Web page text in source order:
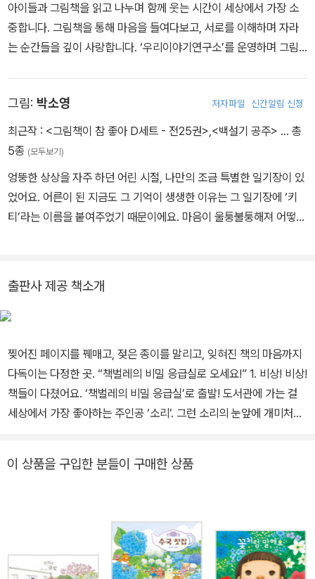
소리는 책벌레를 돕기 위해 비밀 응급실로 향하게 되는데…….
과연 버려진 책들에게는 어떤 사연이 있을까요?
찢어진 마음을 꼼꼼히 꿰매고,
사랑의 붕대를 칭칭 감아 주세요!
책벌레들과 함께하는 세상에서 가장 따듯한 응급실 이야기
아이들과 그림책을 읽고 나누며 함께 웃는 시간이 세상에서 가장 소
중합니다. 그림책을 통해 마음을 들여다보고, 서로를 이해하며 자라
는 순간들을 깊이 사랑합니다. ‘우리이야기연구소’를 운영하며 그림
나누고 싶은 꿈을 이어 가는 또 하나의 여정입니다. 책도 감정을 가지
고 있다고 생각합니다. 찢기고 버려진 책은 마치 외면당한 아이의 마
음처럼 느껴지니까요. 이 책을 통해 부모님과 아이가 다시 연결되고,
그림: 박소영 저자파일 신간알림 신청
최근작 : <그림책이 참 좋아 D세트 - 전25권>,<백설기 공주> … 총
5종 (모두보기)
엉뚱한 상상을 자주 하던 어린 시절, 나만의 조금 특별한 일기장이 있
었어요. 어른이 된 지금도 그 기억이 생생한 이유는 그 일기장에 ‘키
티’라는 이름을 붙여주었기 때문이에요. 마음이 울퉁불퉁해져 어떻게
급실』이 있습니다.
출판사 제공 책소개
찢어진 페이지를 꿰매고, 젖은 종이를 말리고, 잊혀진 책의 마음까지
다독이는 다정한 곳. “책벌레의 비밀 응급실로 오세요!” 1. 비상! 비상!
책들이 다쳤어요. ‘책벌레의 비밀 응급실’로 출발! 도서관에 가는 걸
세상에서 가장 좋아하는 주인공 ‘소리’. 그런 소리의 눈앞에 개미처럼
되고, 그곳에는 찢어지고 더러워지고 망가진 ‘훼손 도서’들이 잔뜩 쌓
음에 큰 상처를 입은 책들을 비밀 응급실로 옮기게 되는데……. 대체
책벌레들은 비밀 응급실에서 어떤 일을 하는 걸까요? 망가지고 버려
진 책들은 이제 어떻게 되는 걸까요? 찢긴 표지, 젖은 페이지, 구겨진
이 상품을 구입한 분들이 구매한 상품